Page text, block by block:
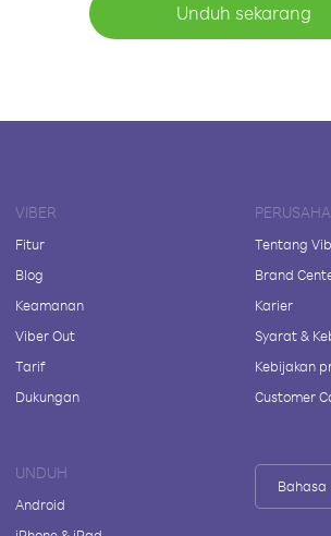
Unduh sekarang
VIBER
Fitur
Blog
Keamanan
Viber Out
Tarif
Dukungan
Tentang
Brand
Karier
Syarat &
Kebijakan
Customer
UNDUH
Android
Bahasa